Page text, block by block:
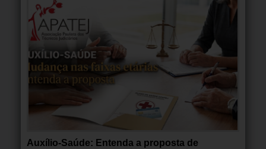
Auxílio-Saúde: Entenda a proposta de